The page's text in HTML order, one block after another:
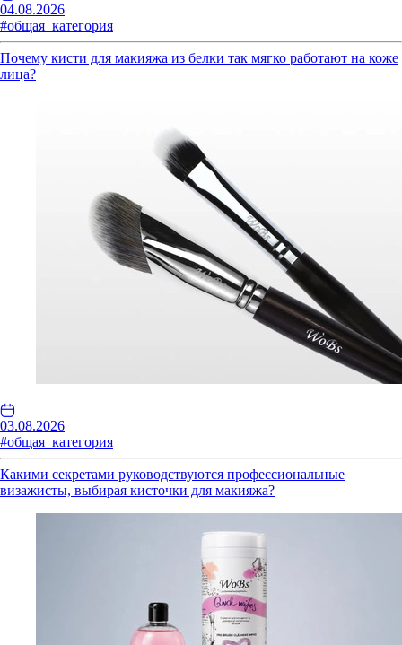
04.08.2026
#общая_категория
Почему кисти для макияжа из белки так мягко работают на коже
лица?
03.08.2026
#общая_категория
Какими секретами руководствуются профессиональные
визажисты, выбирая кисточки для макияжа?